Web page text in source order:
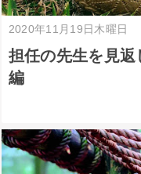
2020年11月19日木曜日
担任の先生を見
編